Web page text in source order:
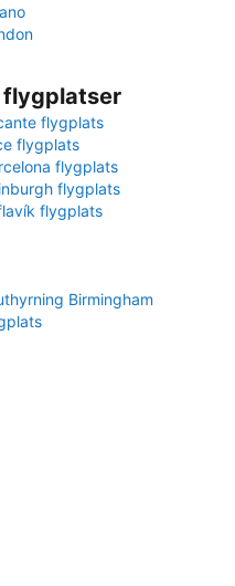
flygplatser
flygplats
flygplats
flygplats
flygplats
flygplats
Birmingham